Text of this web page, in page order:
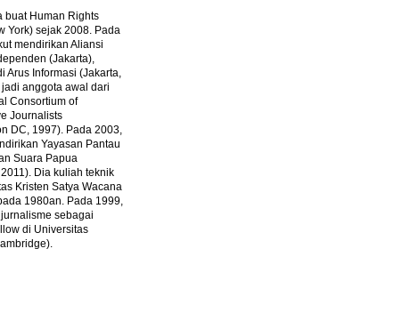
buat Human Rights
York) sejak 2008. Pada
mendirikan Aliansi
(Jakarta),
Arus Informasi (Jakarta,
anggota awal dari
Consortium of
Journalists
DC, 1997). Pada 2003,
Yayasan Pantau
Suara Papua
Dia kuliah teknik
Kristen Satya Wacana
1980an. Pada 1999,
sebagai
di Universitas